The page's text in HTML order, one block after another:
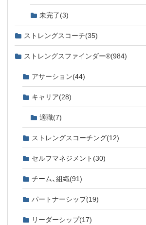
未完了(3)
ストレングスコーチ(35)
ストレングスファインダー®(984)
アサーション(44)
キャリア(28)
適職(7)
ストレングスコーチング(12)
セルフマネジメント (30)
チーム、組織(91)
パートナーシップ(19)
リーダーシップ(17)